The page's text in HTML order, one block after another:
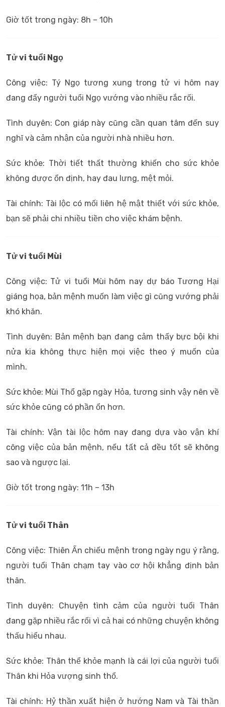
Giờ tốt trong ngày: 8h – 10h
Tử vi tuổi Ngọ
Công việc: Tý Ngọ tương xung trong tử vi hôm nay
đang đẩy người tuổi Ngọ vướng vào nhiều rắc rối.
Tình duyên: Con giáp này cũng cần quan tâm đến suy
nghĩ và cảm nhận của người nhà nhiều hơn.
Sức khỏe: Thời tiết thất thường khiến cho sức khỏe
không được ổn định, hay đau lưng, mệt mỏi.
Tài chính: Tài lộc có mối liên hệ mật thiết với sức khỏe,
bạn sẽ phải chi nhiều tiền cho việc khám bệnh.
Tử vi tuổi Mùi
Công việc: Tử vi tuổi Mùi hôm nay dự báo Tương Hại
giáng họa, bản mệnh muốn làm việc gì cũng vướng phải
khó khăn.
Tình duyên: Bản mệnh bạn đang cảm thấy bực bội khi
nửa kia không thực hiện mọi việc theo ý muốn của
mình.
Sức khỏe: Mùi Thổ gặp ngày Hỏa, tương sinh vậy nên về
sức khỏe cũng có phần ổn hơn.
Tài chính: Vận tài lộc hôm nay đang dựa vào vận khí
công việc của bản mệnh, nếu tất cả đều tốt sẽ không
sao và ngược lại.
Giờ tốt trong ngày: 11h – 13h
Tử vi tuổi Thân
Công việc: Thiên Ấn chiếu mệnh trong ngày ngụ ý rằng,
người tuổi Thân chạm tay vào cơ hội khẳng định bản
thân.
Tình duyên: Chuyện tình cảm của người tuổi Thân
đang gặp nhiều rắc rối vì cả hai có những chuyện không
thấu hiểu nhau.
Sức khỏe: Thân thể khỏe mạnh là cái lợi của người tuổi
Thân khi Hỏa vượng sinh thổ.
Tài chính: Hỷ thần xuất hiện ở hướng Nam và Tài thần